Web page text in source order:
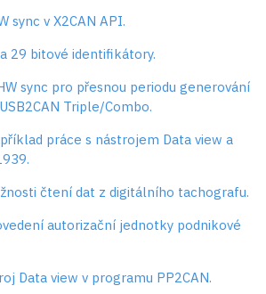
sync v X2CAN API.
29 bitové identifikátory.
sync pro přesnou periodu generování
Triple/Combo.
práce s nástrojem Data view a
čtení dat z digitálního tachografu.
autorizační jednotky podnikové
Data view v programu PP2CAN.